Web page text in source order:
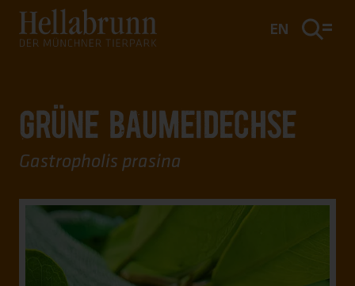
Hauptinhalt
Fußbereich
EN
GRÜNE BAUMEIDECHSE
Gastropholis prasina